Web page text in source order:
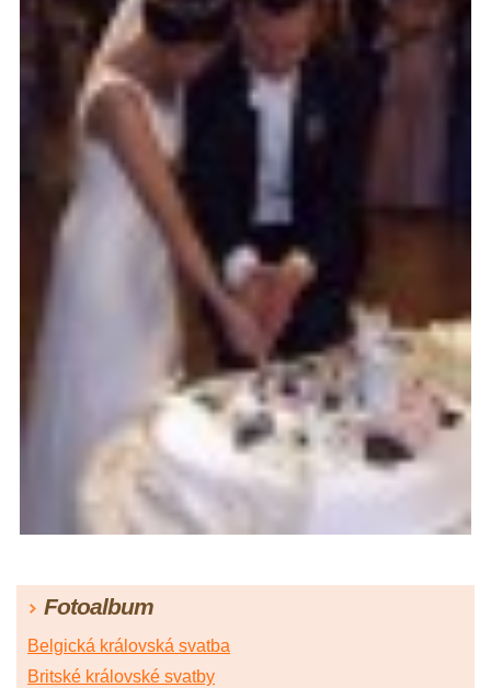
Fotoalbum
Belgická královská svatba
Britské královské svatby